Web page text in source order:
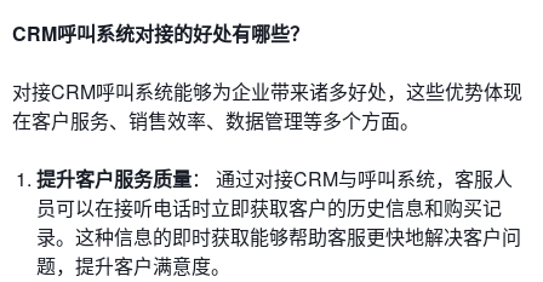
CRM呼叫系统对接的好处有哪些？
对接CRM呼叫系统能够为企业带来诸多好处，这些优势体现
在客户服务、销售效率、数据管理等多个方面。
提升客户服务质量： 通过对接CRM与呼叫系统，客服人
员可以在接听电话时立即获取客户的历史信息和购买记
录。这种信息的即时获取能够帮助客服更快地解决客户问
题，提升客户满意度。